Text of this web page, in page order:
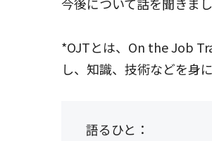
*OJTとは、On the Job
し、知識、技術などを身
語るひと：